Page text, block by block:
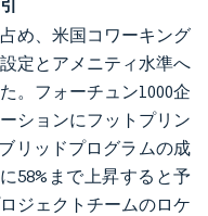
め、米国コワーキング
定とアメニティ水準へ
。フォーチュン1000企
ションにフットプリン
リッドプログラムの成
58%まで上昇すると予
ジェクトチームのロケ